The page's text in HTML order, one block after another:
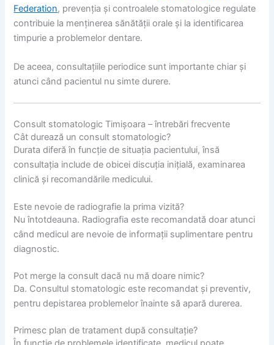
Federation, prevenția și controalele stomatologice regulate
contribuie la menținerea sănătății orale și la identificarea
timpurie a problemelor dentare.
De aceea, consultațiile periodice sunt importante chiar și
atunci când pacientul nu simte durere.
Consult stomatologic Timișoara – întrebări frecvente
Cât durează un consult stomatologic?
Durata diferă în funcție de situația pacientului, însă
consultația include de obicei discuția inițială, examinarea
clinică și recomandările medicului.
Este nevoie de radiografie la prima vizită?
Nu întotdeauna. Radiografia este recomandată doar atunci
când medicul are nevoie de informații suplimentare pentru
diagnostic.
Pot merge la consult dacă nu mă doare nimic?
Da. Consultul stomatologic este recomandat și preventiv,
pentru depistarea problemelor înainte să apară durerea.
Primesc plan de tratament după consultație?